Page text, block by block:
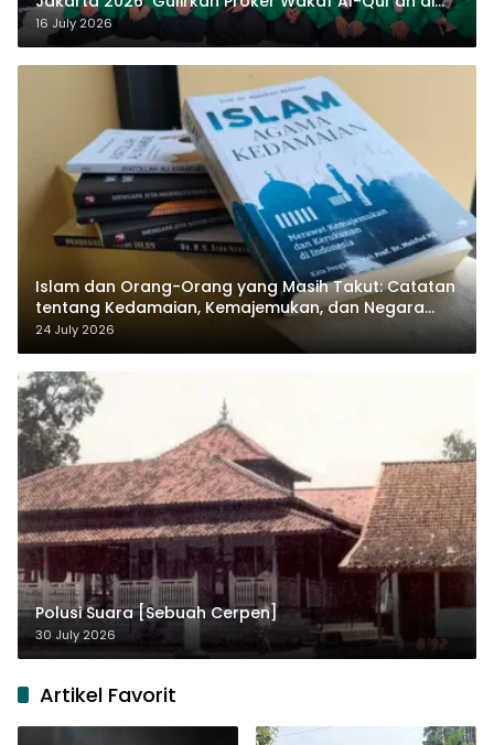
Sukamanah
16 July 2026
Islam dan Orang-Orang yang Masih Takut: Catatan
tentang Kedamaian, Kemajemukan, dan Negara
dalam Pemikiran Masykuri Abdillah
24 July 2026
Polusi Suara [Sebuah Cerpen]
30 July 2026
Artikel Favorit